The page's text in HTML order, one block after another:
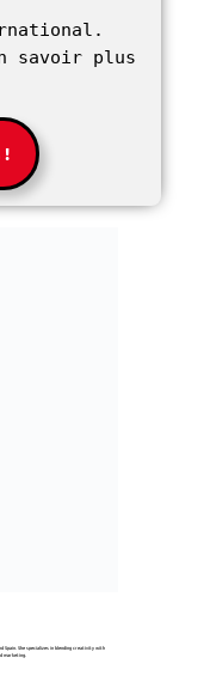
savoir plus
!
She specializes in blending creativity with
marketing.